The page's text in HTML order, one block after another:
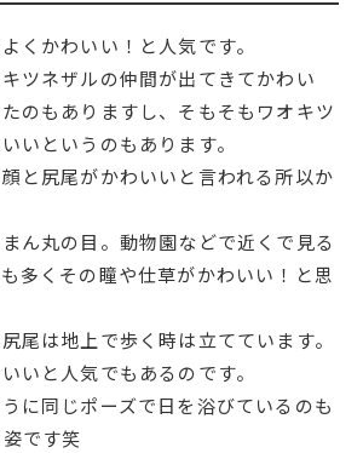
くかわいい！と人気です。
ツネザルの仲間が出てきてかわい
のもありますし、そもそもワオキツ
いというのもあります。
と尻尾がかわいいと言われる所以か
ん丸の目。動物園などで近くで見る
多くその瞳や仕草がかわいい！と思
尾は地上で歩く時は立てています。
いと人気でもあるのです。
に同じポーズで日を浴びているのも
です笑